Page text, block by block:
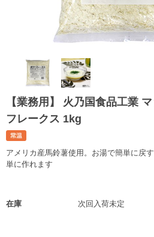
【業務用】 火乃国食品工業
フレークス 1kg
アメリカ産馬鈴薯使用。お湯で簡単に戻
単に作れます
在庫 次回入荷未定